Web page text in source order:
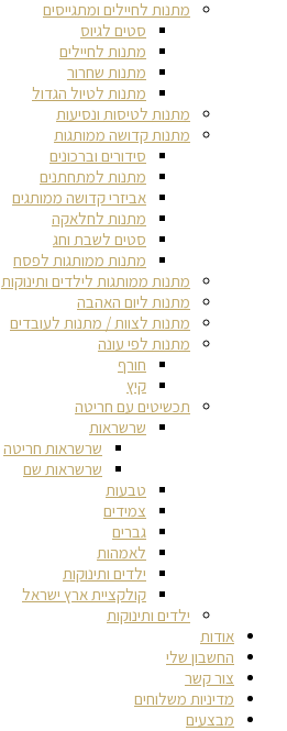
מתנות לחיילים ומתגייסים
סטים לגיוס
מתנות לחיילים
מתנות שחרור
מתנות לטיול הגדול
מתנות לטיסות ונסיעות
מתנות קדושה ממותגות
סידורים וברכונים
מתנות למתחתנים
אביזרי קדושה ממותגים
מתנות לחלאקה
סטים לשבת וחג
מתנות ממותגות לפסח
מתנות ממותגות לילדים ותינוקות
מתנות ליום האהבה
מתנות לצוות / מתנות לעובדים
מתנות לפי עונה
חורף
קיץ
תכשיטים עם חריטה
שרשראות
שרשראות חריטה
שרשראות שם
טבעות
צמידים
גברים
לאמהות
ילדים ותינוקות
קולקציית ארץ ישראל
ילדים ותינוקות
אודות
החשבון שלי
צור קשר
מדיניות משלוחים
מבצעים